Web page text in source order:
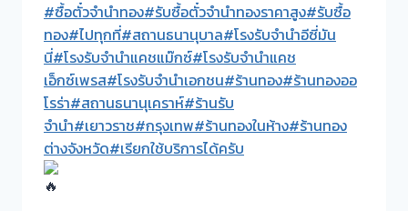
#ซื้อตั๋วจำนำทอง#รับซื้อตั๋วจำนำทองราคาสูง#รับซื้อ
ทอง#ไปทุกที่#สถานธนานุบาล#โรงรับจำนำอีซี่มัน
นี่#โรงรับจำนำแคชแม๊กซ์#โรงรับจำนำแคช
เอ็กซ์เพรส#โรงรับจำนำเอกชน#ร้านทอง#ร้านทองออ
โรร่า#สถานธนานุเคราห์#ร้านรับ
จำนำ#เยาวราช#กรุงเทพ#ร้านทองในห้าง#ร้านทอง
ต่างจังหวัด#เรียกใช้บริการได้ครับ